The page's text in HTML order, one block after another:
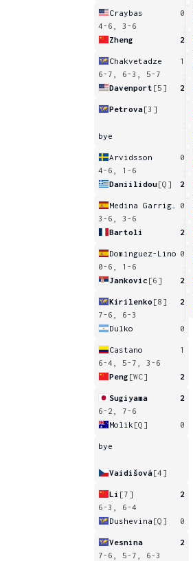
Craybas
0
4-6, 3-6
Zheng
2
Chakvetadze
1
6-7, 6-3, 5-7
Davenport [5] 2
Petrova[3]
bye
Arvidsson
0
4-6, 1-6
Daniilidou[Q] 2
0
3-6, 3-6
Bartoli
2
Dominguez-Lino 0
0-6, 1-6
Jankovic [6] 2
Kirilenko [8]
2
7-6, 6-3
Dulko
0
Castano
1
6-4, 5-7, 3-6
Peng [WC] 2
Sugiyama
2
6-2, 7-6
Molik [Q] 0
bye
Vaidišová[4]
Li [7]
2
6-3, 6-4
Dushevina [Q] 0
Vesnina
2
7-6, 5-7, 6-3